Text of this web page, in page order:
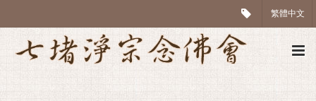
繁體中文